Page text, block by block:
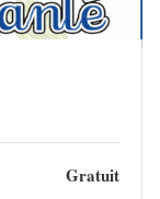
Gratuit